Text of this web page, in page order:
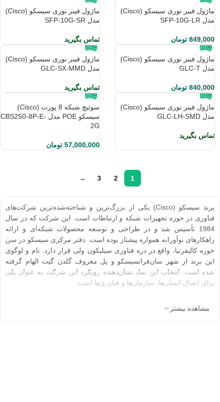
ماژول فیبر نوری سیسکو (Cisco)
مدل SFP-10G-LR
849,000 تومان
ماژول فیبر نوری سیسکو (Cisco)
مدل SFP-10G-SR
تماس بگیرید
ماژول فیبر نوری سیسکو (Cisco)
مدل GLC-T
840,000 تومان
ماژول فیبر نوری سیسکو (Cisco)
مدل GLC-SX-MMD
تماس بگیرید
ماژول فیبر نوری سیسکو (Cisco)
مدل GLC-LH-SMD
تماس بگیرید
سوئیچ شبکه 8 پورت (Cisco)
سیسکو POE مدل CBS250-8P-E-
2G
57,000,000 تومان
1
2
3
→
برند سیسکو (Cisco) یکی از بزرگ‌ترین و شناخته‌شده‌ترین شرکت‌های
فناوری در حوزه تجهیزات شبکه و ارتباطات است. این شرکت که در سال
1984 تأسیس شد و در طراحی و توسعه محصولات شبکه‌ای و ارائه
راهکارهای نوآورانه همواره پیشتاز بوده است. دفتر مرکزی سیسکو در سن
خوزه کالیفرنیا، واقع در دره فناوری سیلیکون ولی قرار دارد. نام و لوگوی
این برند از شهر سان‌فرانسیسکو و پل معروف گلدن گیت الهام گرفته
شده است. انتخاب این نماد نشان‌دهنده رویکرد این شرکت به عنوان پلی
برای اتصال انسان‌ها، سازمان‌ها و فناوری‌ها است.
تاریخچه برند سیسکو
مشاهده بیشتر